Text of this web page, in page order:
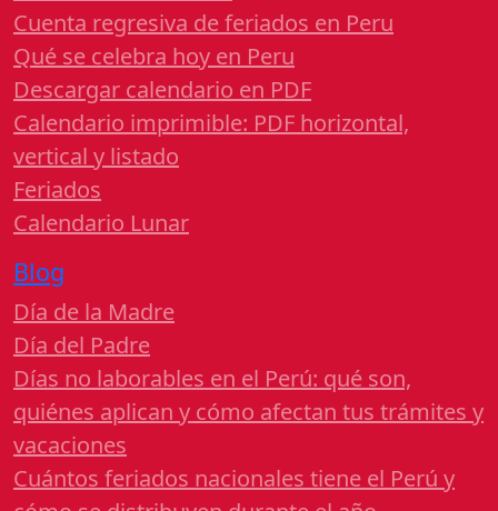
Cuenta regresiva de feriados en Peru
Qué se celebra hoy en Peru
Descargar calendario en PDF
Calendario imprimible: PDF horizontal,
vertical y listado
Feriados
Calendario Lunar
Blog
Día de la Madre
Día del Padre
Días no laborables en el Perú: qué son,
quiénes aplican y cómo afectan tus trámites y
vacaciones
Cuántos feriados nacionales tiene el Perú y